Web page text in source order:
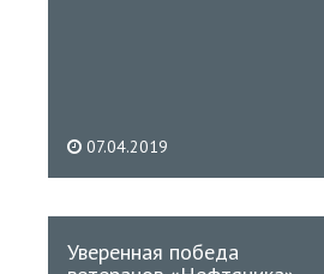
07.04.2019
Уверенная победа